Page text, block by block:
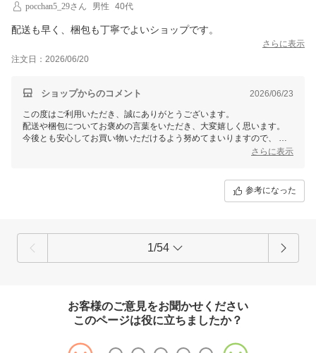
pocchan5_29さん
男性 40代
配送も早く、梱包も丁寧でよいショップです。
さらに表示
注文日：2026/06/20
ショップからのコメント 2026/06/23
この度はご利用いただき、誠にありがとうございます。
配送や梱包についてお褒めの言葉をいただき、大変嬉しく思います。
今後とも安心してお買い物いただけるよう努めてまいりますので、
さらに表示
参考になった
1/54
お客様のご意見をお聞かせください
このページは役に立ちましたか？